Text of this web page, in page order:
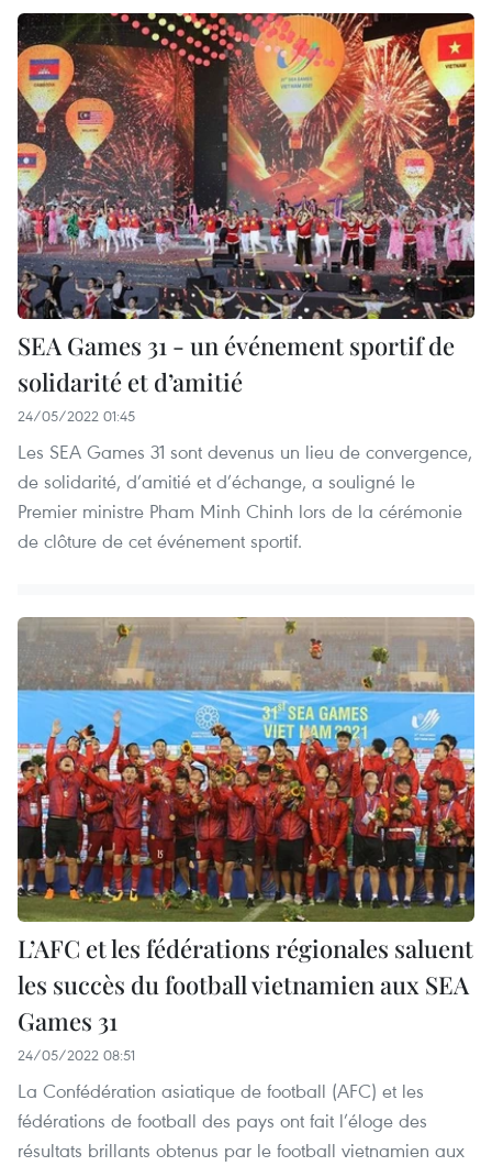
SEA Games 31 - un événement sportif de
solidarité et d’amitié
24/05/2022 01:45
Les SEA Games 31 sont devenus un lieu de convergence,
de solidarité, d’amitié et d’échange, a souligné le
Premier ministre Pham Minh Chinh lors de la cérémonie
de clôture de cet événement sportif.
L’AFC et les fédérations régionales saluent
les succès du football vietnamien aux SEA
Games 31
24/05/2022 08:51
La Confédération asiatique de football (AFC) et les
fédérations de football des pays ont fait l’éloge des
résultats brillants obtenus par le football vietnamien aux